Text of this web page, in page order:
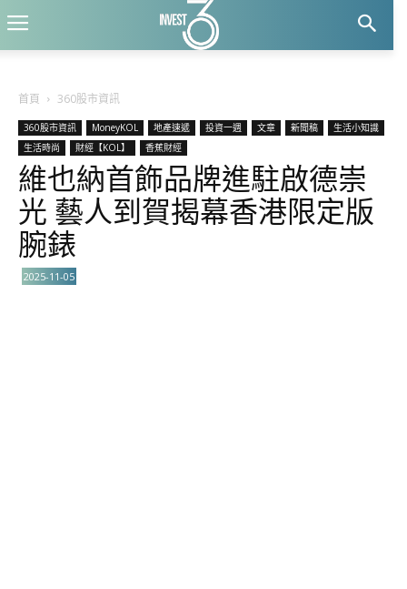
首頁 360股市資訊
360股市資訊 MoneyKOL 地產速遞 投資一週 文章 新聞稿
生活小知識
生活時尚
財經【KOL】 香蕉財經
維也納首飾品牌進駐啟德崇
光 藝人到賀揭幕香港限定版
腕錶
2025-11-05